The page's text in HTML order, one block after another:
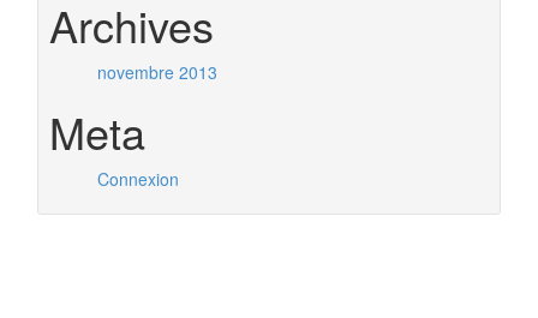
Archives
novembre 2013
Meta
Connexion